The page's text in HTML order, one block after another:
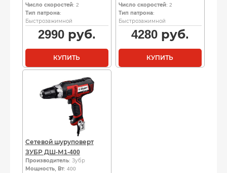
Число скоростей: 2
Тип патрона:
Быстрозажимной
2990руб.
КУПИТЬ
Число скоростей: 2
Тип патрона:
Быстрозажимной
4280руб.
КУПИТЬ
Сетевой шуруповерт
ЗУБР ДШ-М1-400
Производитель: Зубр
Мощность, Вт: 400